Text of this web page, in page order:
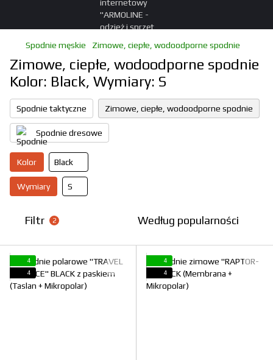
Spodnie męskie Zimowe, ciepłe, wodoodporne spodnie
Zimowe, ciepłe, wodoodporne spodnie
Kolor: Black, Wymiary: S
Spodnie taktyczne Zimowe, ciepłe, wodoodporne spodnie
Spodnie dresowe
Kolor Black
Wymiary S
Filtr 2 Według popularności
4
4
4
4